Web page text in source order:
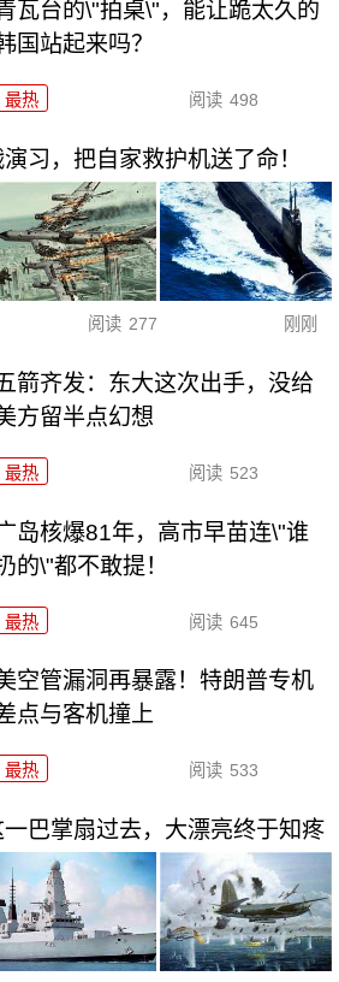
瓦台的\"拍桌\"，能让跪太久的
国站起来吗？
最热 阅读 498
习，把自家救护机送了命！
阅读 277 刚刚
箭齐发：东大这次出手，没给
方留半点幻想
最热 阅读 523
岛核爆81年，高市早苗连\"谁
的\"都不敢提！
最热 阅读 645
空管漏洞再暴露！特朗普专机
点与客机撞上
最热 阅读 533
巴掌扇过去，大漂亮终于知疼